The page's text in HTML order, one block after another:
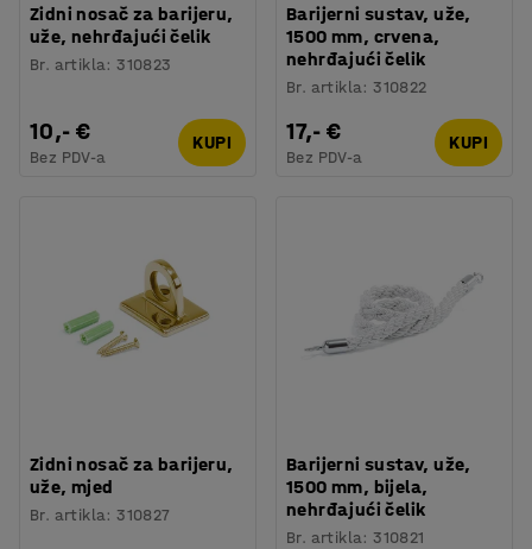
Zidni nosač za barijeru,
uže, nehrđajući čelik
Br. artikla:310823
10,- €
Bez PDV-a
KUPI
Barijerni sustav, uže,
1500 mm, crvena,
nehrđajući čelik
Br. artikla:310822
17,- €
Bez PDV-a
KUPI
Zidni nosač za barijeru,
uže, mjed
Br. artikla:310827
Barijerni sustav, uže,
1500 mm, bijela,
nehrđajući čelik
Br. artikla:310821